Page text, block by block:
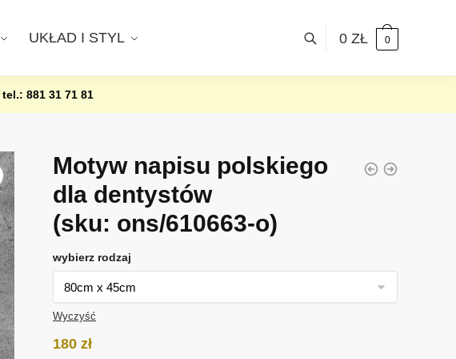
UKŁAD I STYL 0 ZŁ 0
tel.: 881 31 71 81
Motyw napisu polskiego
dla dentystów
(sku: ons/610663-o)
wybierz rodzaj
Wyczyść
180 zł